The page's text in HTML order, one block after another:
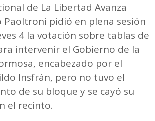
de La Libertad Avanza
Paoltroni pidió en plena sesión
4 la votación sobre tablas de
intervenir el Gobierno de la
encabezado por el
Insfrán, pero no tuvo el
de su bloque y se cayó su
el recinto.